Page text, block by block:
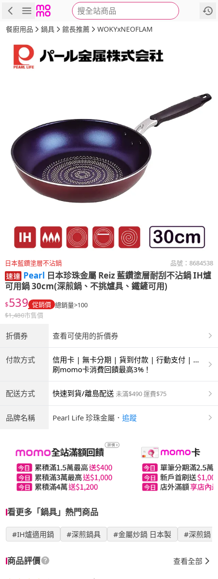
搜全站商品
商品 評價 詳情
餐廚用品 鍋具 館長推薦 WOKYxNEOFLAM
日本藍鑽塗層不沾鍋 品號： 8684538
Pearl 日本珍珠金屬 Reiz 藍鑽塗層耐刮不沾鍋 IH爐
可用鍋 30cm(深煎鍋、不挑爐具、鐵鏟可用)
$539 促銷價 總銷量>100
$1,480市售價
折價券 查看可使用的折價券
付款方式
信用卡 | 無卡分期 | 貨到付款 | 行動支付 | 超
商付款 | ATM | 銀聯卡
刷momo卡消費回饋最高3%！
配送方式 快速到貨/離島配送 未滿$490 運費$75
品牌名稱 Pearl Life 珍珠金屬 ． 追蹤
看更多「鍋具」熱門商品
#IH爐適用鍋 #深煎鍋具 #金屬炒鍋 日本製 #深煎鍋
商品評價 查看全部